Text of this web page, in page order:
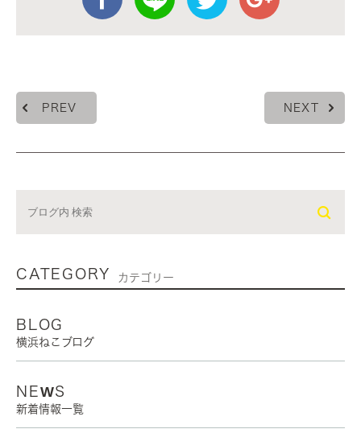
PREV NEXT
CATEGORY カテゴリー
BLOG
横浜ねこブログ
NEWS
新着情報一覧